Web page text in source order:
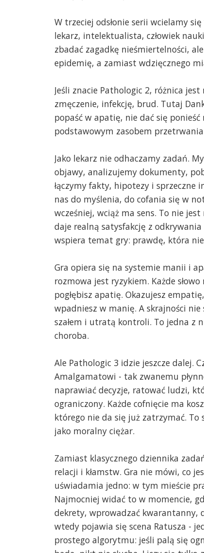
W trzeciej odsłonie serii wcielamy
lekarz, intelektualista, człowiek
zbadać zagadkę nieśmiertelności,
epidemię, a zamiast wdzięcznego
Jeśli znacie Pathologic 2, różnica
zmęczenie, infekcję, brud. Tutaj
popaść w apatię, nie dać się
podstawowym zasobem
Jako lekarz nie odhaczamy zadań.
objawy, analizujemy dokumenty,
łączymy fakty, hipotezy i sprzeczne
nas do myślenia, do cofania się w
wcześniej, wciąż ma sens. To nie
daje realną satysfakcję z
wspiera temat gry: prawdę, która
Gra opiera się na systemie manii i
rozmowa jest ryzykiem. Każde
pogłębisz apatię. Okazujesz
wpadniesz w manię. A skrajności
szałem i utratą kontroli. To jedna z
choroba.
Ale Pathologic 3 idzie jeszcze dalej.
Amalgamatowi - tak zwanemu
naprawiać decyzje, ratować ludzi,
ograniczony. Każde cofnięcie ma
którego nie da się już zatrzymać. To
jako moralny ciężar.
Zamiast klasycznego dziennika
relacji i kłamstw. Gra nie mówi, co
uświadamia jedno: w tym mieście
Najmocniej widać to w momencie,
dekrety, wprowadzać kwarantanny,
wtedy pojawia się scena Ratusza -
prostego algorytmu: jeśli palą się